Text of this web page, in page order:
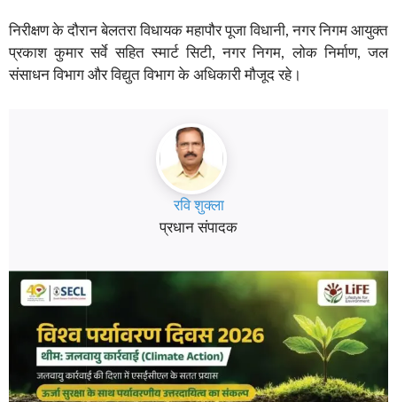
निरीक्षण के दौरान बेलतरा विधायक महापौर पूजा विधानी, नगर निगम आयुक्त
प्रकाश कुमार सर्वे सहित स्मार्ट सिटी, नगर निगम, लोक निर्माण, जल
संसाधन विभाग और विद्युत विभाग के अधिकारी मौजूद रहे।
रवि शुक्ला
प्रधान संपादक